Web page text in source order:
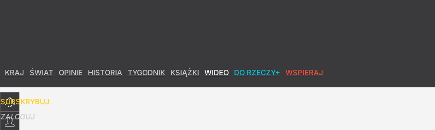
KRAJ ŚWIAT OPINIE HISTORIA TYGODNIK KSIĄŻKI WIDEO DO RZECZY+ WSPIERAJ
SUBSKRYBUJ
ZALOGUJ